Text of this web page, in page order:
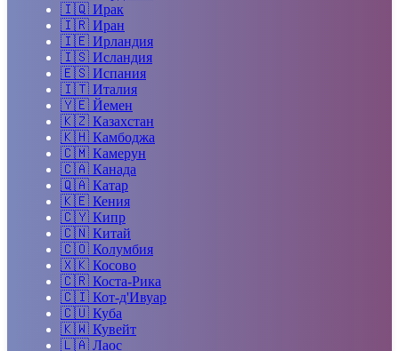
🇮🇶 Ирак
🇮🇷 Иран
🇮🇪 Ирландия
🇮🇸 Исландия
🇪🇸 Испания
🇮🇹 Италия
🇾🇪 Йемен
🇰🇿 Казахстан
🇰🇭 Камбоджа
🇨🇲 Камерун
🇨🇦 Канада
🇶🇦 Катар
🇰🇪 Кения
🇨🇾 Кипр
🇨🇳 Китай
🇨🇴 Колумбия
🇽🇰 Косово
🇨🇷 Коста-Рика
🇨🇮 Кот-д'Ивуар
🇨🇺 Куба
🇰🇼 Кувейт
🇱🇦 Лаос